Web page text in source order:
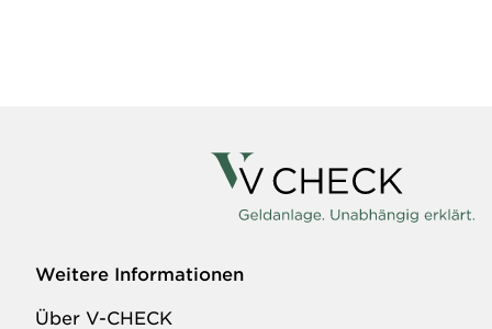
Weitere Informationen
Über V-CHECK